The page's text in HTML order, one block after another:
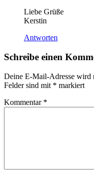
Liebe Grüße
Kerstin
Antworten
Schreibe einen
Deine E-Mail-Adresse wird
Felder sind mit * markiert
Kommentar *